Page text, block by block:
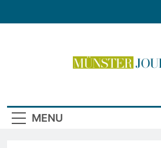
MENU